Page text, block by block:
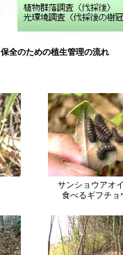
全のための植生管理の流れ
サンショウアオ
食べるギフチョ